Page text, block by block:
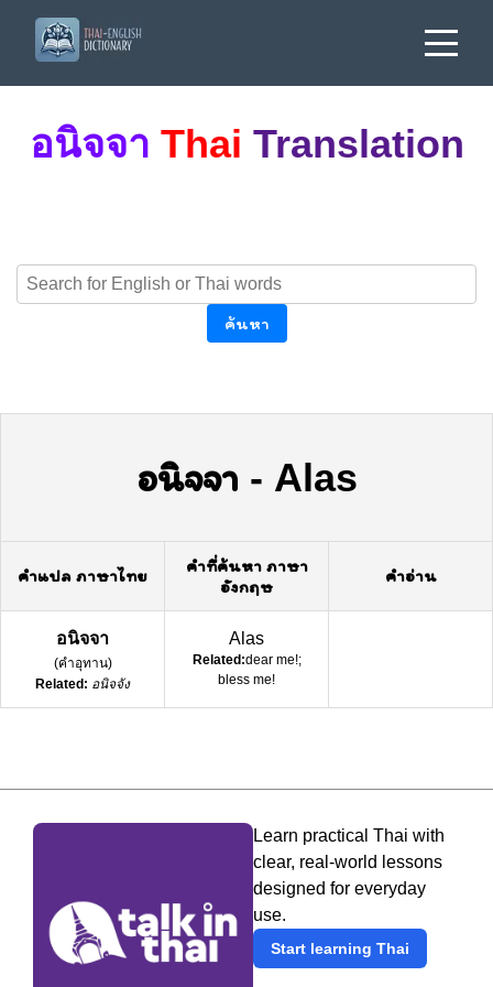
อนิจจา Thai Translation
ค้นหา
อนิจจา - Alas
คำแปล ภาษาไทย
คำที่ค้นหา ภาษา
อังกฤษ
คำอ่าน
อนิจจา
(คำอุทาน)
Related: อนิจจัง
Alas
Related:dear me!;
bless me!
Learn practical Thai with
clear, real-world lessons
designed for everyday
use.
Start learning Thai